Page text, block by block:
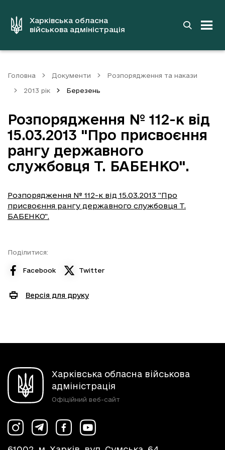
вмістуХарківська обласна
військова адміністрація
Головна Документи Розпорядження та накази
2013 рік Березень
Розпорядження № 112-к від
15.03.2013 "Про присвоєння
рангу державного
службовця Т. БАБЕНКО".
Розпорядження № 112-к від 15.03.2013 "Про
присвоєння рангу державного службовця Т.
БАБЕНКО".
Поділитися:
Facebook Twitter
Версія для друку
Харківська обласна військова
адміністрація
Офіційний веб-сайт